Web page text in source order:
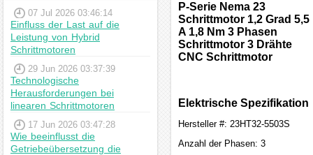
07 Jul 2026 03:46:14
Einfluss der Last auf die
Leistung von Hybrid
Schrittmotoren
29 Jun 2026 03:37:39
Technologische
Herausforderungen bei
linearen Schrittmotoren
17 Jun 2026 03:47:28
Wie beeinflusst die
Getriebeübersetzung die
P-Serie Nema 23
Schrittmotor 1,2 Grad 5,5
A 1,8 Nm 3 Phasen
Schrittmotor 3 Drähte
CNC Schrittmotor
Elektrische Spezifikation
Hersteller #: 23HT32-5503S
Anzahl der Phasen: 3